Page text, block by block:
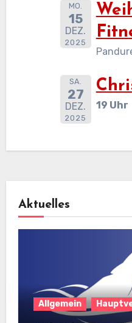
MO.
15
DEZ.
2025
SA.
27
DEZ.
2025
19 Uhr
Aktuelles
Allgemein